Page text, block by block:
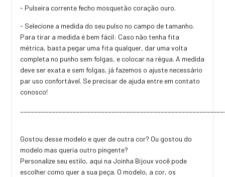
- Pulseira corrente fecho mosquetão coração ouro.
- Selecione a medida do seu pulso no campo de tamanho.
Para tirar a medida é bem fácil: Caso não tenha fita
métrica, basta pegar uma fita qualquer, dar uma volta
completa no punho sem folgas, e colocar na régua. A medida
deve ser exata e sem folgas, já fazemos o ajuste necessário
par uso confortável. Se precisar de ajuda entre em contato
conosco!
Gostou desse modelo e quer de outra cor? Ou gostou do
modelo mas queria outro pingente?
Personalize seu estilo, aqui na Joinha Bijoux você pode
escolher como quer a sua peça. O modelo, a cor, os